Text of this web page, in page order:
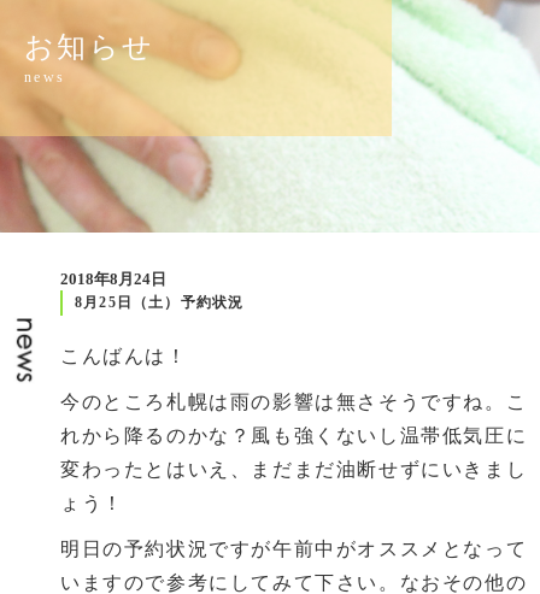
お知らせ
news
2018年8月24日
8月25日（土）予約状況
こんばんは！
今のところ札幌は雨の影響は無さそうですね。こ
れから降るのかな？風も強くないし温帯低気圧に
変わったとはいえ、まだまだ油断せずにいきまし
ょう！
明日の予約状況ですが午前中がオススメとなって
いますので参考にしてみて下さい。なおその他の